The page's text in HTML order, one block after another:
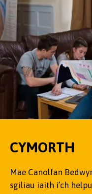
CYMORTH
Mae Canolfan
sgiliau iaith i’ch